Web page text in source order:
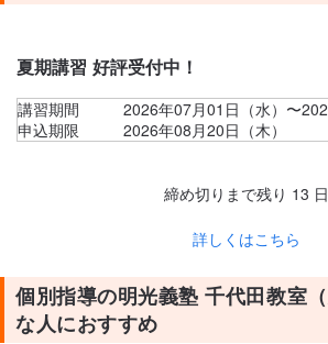
夏期講習 好評受付中！
講習期間
2026年07月01日（水）〜
申込期限
2026年08月20日（木）
締め切りまで残り 13 日
詳しくはこちら
個別指導の明光義塾 千代田教室
な人におすすめ